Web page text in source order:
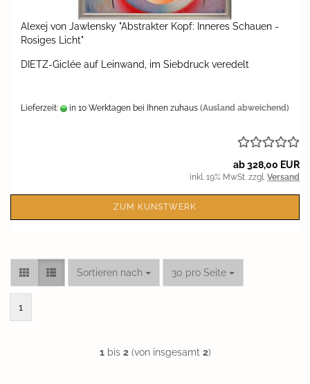
Ale­xej von Jaw­len­sky "Abs­trak­ter Kopf: In­ne­res Schau­en -
Ro­si­ges Licht"
DIETZ-​Giclée auf Lein­wand, im Sieb­druck ver­edelt
Lieferzeit: in 10 Werktagen bei Ihnen zuhaus (Ausland abweichend)
ab 328,00 EUR
inkl. 19% MwSt. zzgl. Versand
ZUM KUNSTWERK
Sortieren nach
Sortieren nach 30 pro Seite
pro Seite
1
1bis 2(von insgesamt 2)